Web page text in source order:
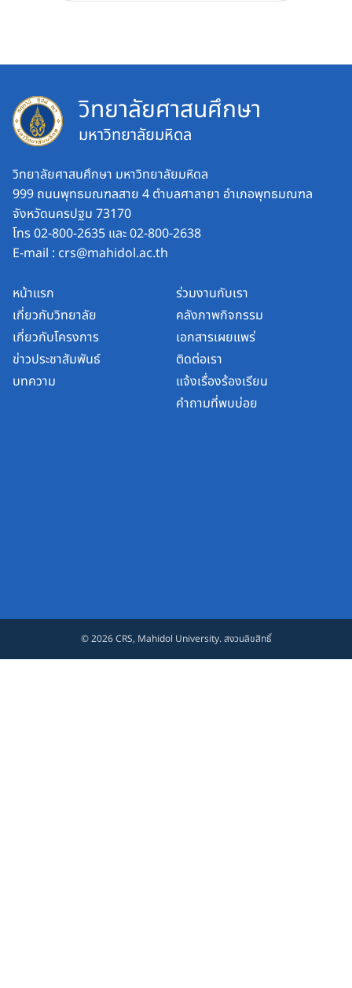
วิทยาลัยศาสนศึกษา
มหาวิทยาลัยมหิดล
วิทยาลัยศาสนศึกษา มหาวิทยาลัยมหิดล
999 ถนนพุทธมณฑลสาย 4 ตำบลศาลายา อำเภอพุทธมณฑล
จังหวัดนครปฐม 73170
โทร 02-800-2635 และ 02-800-2638
E-mail : crs@mahidol.ac.th
หน้าแรก
เกี่ยวกับวิทยาลัย
เกี่ยวกับโครงการ
ข่าวประชาสัมพันธ์
บทความ
ร่วมงานกับเรา
คลังภาพกิจกรรม
เอกสารเผยแพร่
ติดต่อเรา
แจ้งเรื่องร้องเรียน
คำถามที่พบบ่อย
© 2026CRS, Mahidol University. สงวนลิขสิทธิ์